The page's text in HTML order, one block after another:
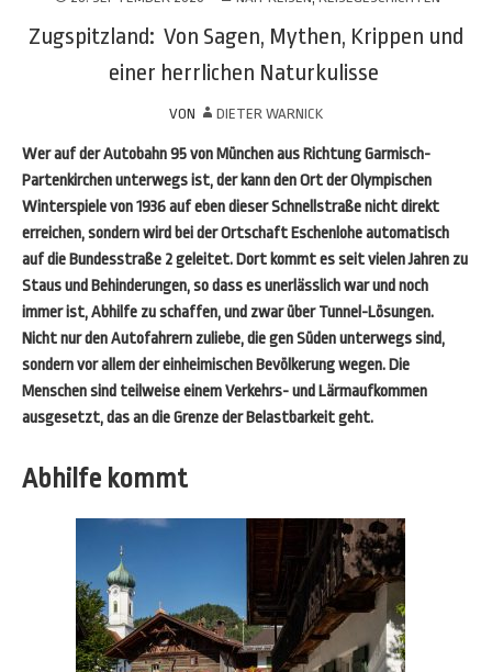
Zugspitzland: Von Sagen, Mythen, Krippen und
einer herrlichen Naturkulisse
VON DIETER WARNICK
Wer auf der Autobahn 95 von München aus Richtung Garmisch-
Partenkirchen unterwegs ist, der kann den Ort der Olympischen
Winterspiele von 1936 auf eben dieser Schnellstraße nicht direkt
erreichen, sondern wird bei der Ortschaft Eschenlohe automatisch
auf die Bundesstraße 2 geleitet. Dort kommt es seit vielen Jahren zu
Staus und Behinderungen, so dass es unerlässlich war und noch
immer ist, Abhilfe zu schaffen, und zwar über Tunnel-Lösungen.
Nicht nur den Autofahrern zuliebe, die gen Süden unterwegs sind,
sondern vor allem der einheimischen Bevölkerung wegen. Die
Menschen sind teilweise einem Verkehrs- und Lärmaufkommen
ausgesetzt, das an die Grenze der Belastbarkeit geht.
Abhilfe kommt